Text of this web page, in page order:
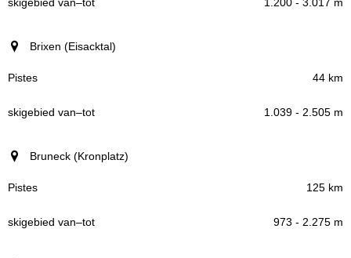
Brixen (Eisacktal)
44 km
1.039 - 2.505 m
Bruneck (Kronplatz)
125 km
973 - 2.275 m